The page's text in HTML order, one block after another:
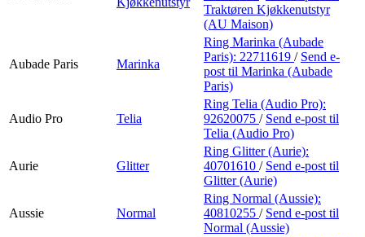
Traktøren Kjøkkenutstyr
(AU Maison)
Aubade Paris Marinka
Ring Marinka (Aubade
Paris): 22711619 / Send e-
post til Marinka (Aubade
Paris)
Audio Pro Telia
Ring Telia (Audio Pro):
92620075 / Send e-post til
Telia (Audio Pro)
Aurie Glitter
Ring Glitter (Aurie):
40701610 / Send e-post til
Glitter (Aurie)
Aussie Normal
Ring Normal (Aussie):
40810255 / Send e-post til
Normal (Aussie)